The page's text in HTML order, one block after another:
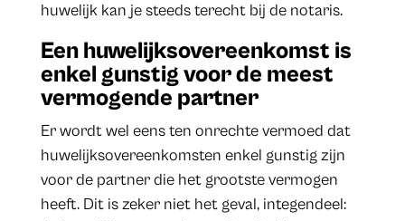
huwelijk kan je steeds terecht bij de notaris.
Een huwelijksovereenkomst is
enkel gunstig voor de meest
vermogende partner
Er wordt wel eens ten onrechte vermoed dat
huwelijksovereenkomsten enkel gunstig zijn
voor de partner die het grootste vermogen
heeft. Dit is zeker niet het geval, integendeel: